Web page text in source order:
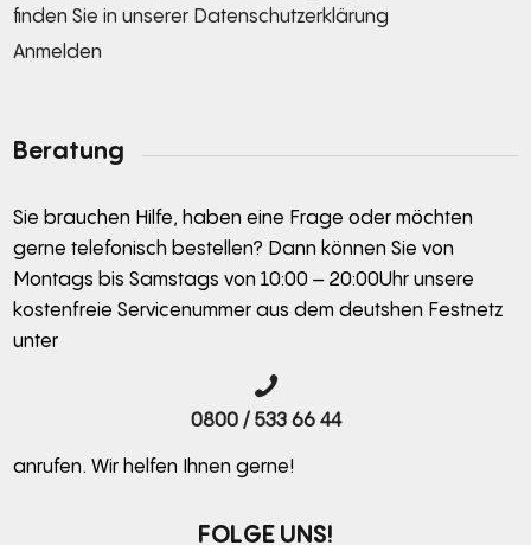
finden Sie in unserer Datenschutzerklärung
Anmelden
Beratung
Sie brauchen Hilfe, haben eine Frage oder möchten
gerne telefonisch bestellen? Dann können Sie von
Montags bis Samstags von 10:00 – 20:00Uhr unsere
kostenfreie Servicenummer aus dem deutshen Festnetz
unter
0800 / 533 66 44
anrufen. Wir helfen Ihnen gerne!
FOLGE UNS!